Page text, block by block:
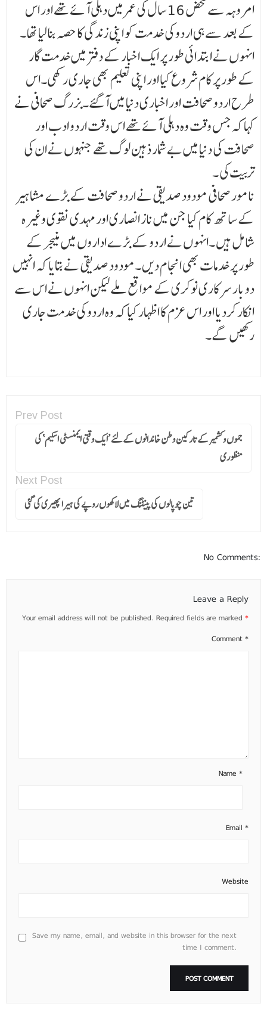
امروہہ سے محض 16سال کی عمر میں دہلی آئے تھے اور اس
کے بعد سے ہی اردو کی خدمت کو اپنی زندگی کا حصہ بنا لیا تھا ۔
انہوں نے ابتدائی طور پر ایک اخبار کے دفتر میں خدمت گار
کے طور پر کام شروع کیا اور اپنی تعلیم بھی جاری رکھی۔اس
طرح اردو صحافت اور اخباری دنیا میں آگئے۔بزرگ صحافی نے
کہا کہ جس وقت وہ دہلی آئے تھے اس وقت اردو ادب اور
صحافت کی دنیا میں بے شمار ذہین لوگ تھے جنہوں نے ان کی
تربیت کی ۔
نامور صحافی مودود صدیقی نے اردو صحافت کے بڑے مشاہیر
کے ساتھ کام کیا جن میں ناز انصاری اور مہدی نقوی وغیر ہ
شامل ہیں ۔انہوں نے اردو کے بڑے اداروں میں منیجر کے
طور پر خدمات بھی انجا م دیں ۔مودود صدیقی نے بتایا کہ انہیں
دو بار سرکاری نوکری کے مواقع ملے لیکن انہوں نے اس سے
انکار کردیا اور اس عزم کا اظہار کیا کہ وہ اردو کی خدمت جاری
رکھیں گے۔
Prev Post
جموں و کشمیر کے تارکین وطن خاندانوں کےلئے ’ایک وقتی ایمنسٹی اسکیم‘ کی
منظوری
Next Post
تین چوپالوں کی پینٹنگ میں لاکھوں روپے کی ہیرا پھیری کی گئی
No Comments:
Leave a Reply
Your email address will not be published. Required fields are marked *
Comment *
Name *
Email *
Website
Save my name, email, and website in this browser for the next
time I comment.